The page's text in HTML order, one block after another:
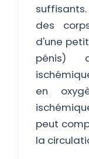
des
d'une
pénis)
en
peut
la